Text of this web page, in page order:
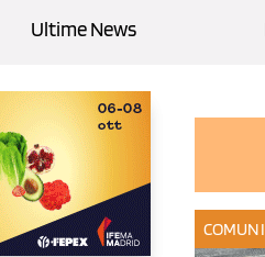
Ultime News